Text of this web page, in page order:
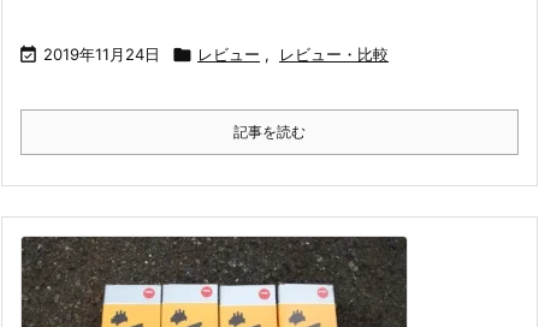
 2019年11月24日  レビュー , レビュー・比較
記事を読む